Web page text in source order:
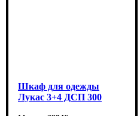
Шкаф для одежды
Лукас 3+4 ДСП 300